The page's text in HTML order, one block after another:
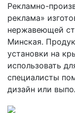
Рекламно-
реклама»
нержавеющей
Минская.
установки на
использовать
специалисты
дизайн или